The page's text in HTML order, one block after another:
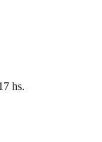
hs.